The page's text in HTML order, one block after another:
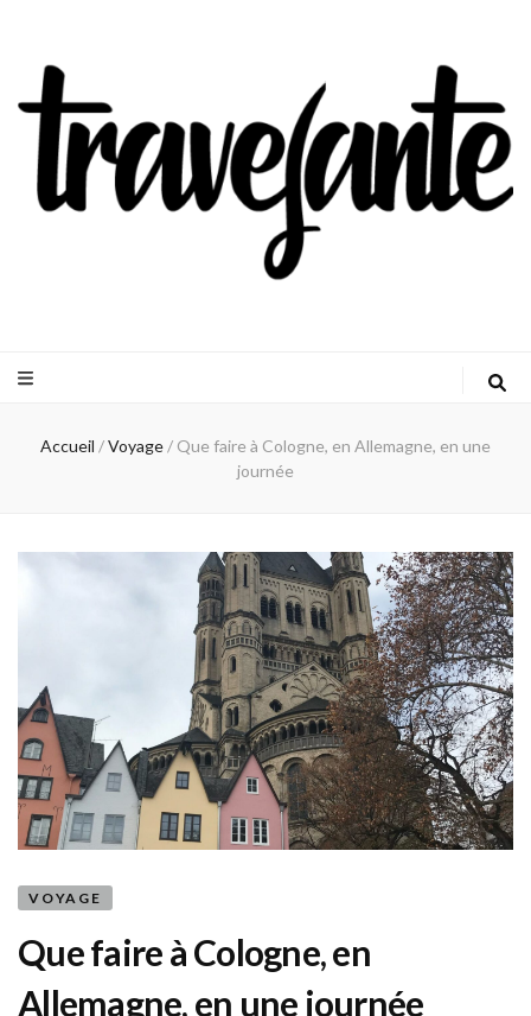
Travejante
Accueil /Voyage/ Que faire à Cologne, en Allemagne, en une
journée
VOYAGE
Que faire à Cologne, en
Allemagne, en une journée